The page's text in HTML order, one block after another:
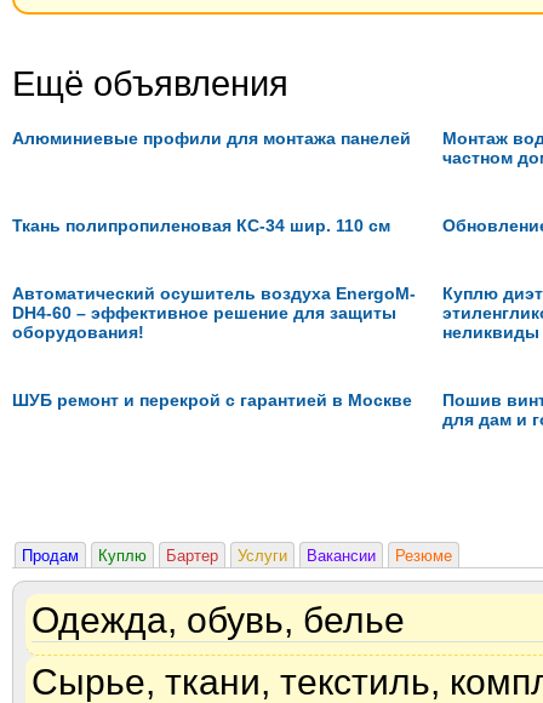
Ещё объявления
Алюминиевые профили для монтажа панелей
Монтаж
частном
Ткань полипропиленовая КС-34 шир. 110 см
Автоматический осушитель воздуха EnergoM-
DH4-60 – эффективное решение для защиты
оборудования!
Куплю
ШУБ ремонт и перекрой с гарантией в Москве
Пошив
для дам и
Продам Куплю Бартер Услуги Вакансии Резюме
Одежда, обувь, белье
Сырье, ткани, текстиль,